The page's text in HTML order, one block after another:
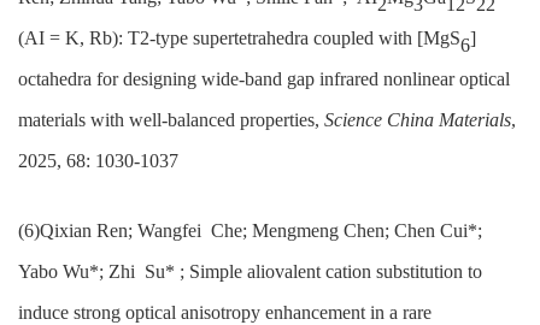
2 3 12 22
(AI = K, Rb): T2-type supertetrahedra coupled with [MgS6]
octahedra for designing wide-band gap infrared nonlinear optical
materials with well-balanced properties, Science China Materials,
2025, 68: 1030-1037
(6)Qixian Ren; Wangfei Che; Mengmeng Chen; Chen Cui*;
Yabo Wu*; Zhi Su* ; Simple aliovalent cation substitution to
induce strong optical anisotropy enhancement in a rare